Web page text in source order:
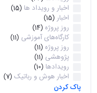
اخبار و رویداد ها (15)
اخبار (15)
روز پروژه (14)
کارگاه‌های آموزشی (11)
روز پروژه (11)
پژوهشی (11)
رویدادها (10)
اخبار هوش و رباتیک (7)
پاک کردن